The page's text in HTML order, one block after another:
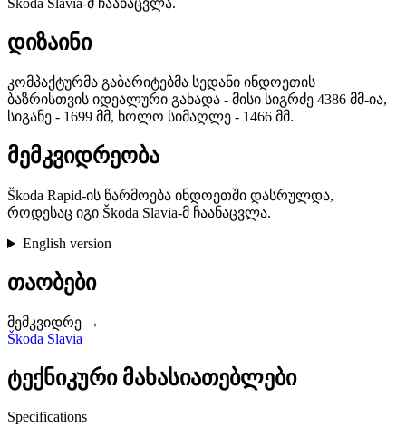
Škoda Slavia-მ ჩაანაცვლა.
დიზაინი
კომპაქტურმა გაბარიტებმა სედანი ინდოეთის
ბაზრისთვის იდეალური გახადა - მისი სიგრძე 4386 მმ-ია,
სიგანე - 1699 მმ, ხოლო სიმაღლე - 1466 მმ.
მემკვიდრეობა
Škoda Rapid-ის წარმოება ინდოეთში დასრულდა,
როდესაც იგი Škoda Slavia-მ ჩაანაცვლა.
English version
თაობები
მემკვიდრე →
Škoda Slavia
ტექნიკური მახასიათებლები
Specifications